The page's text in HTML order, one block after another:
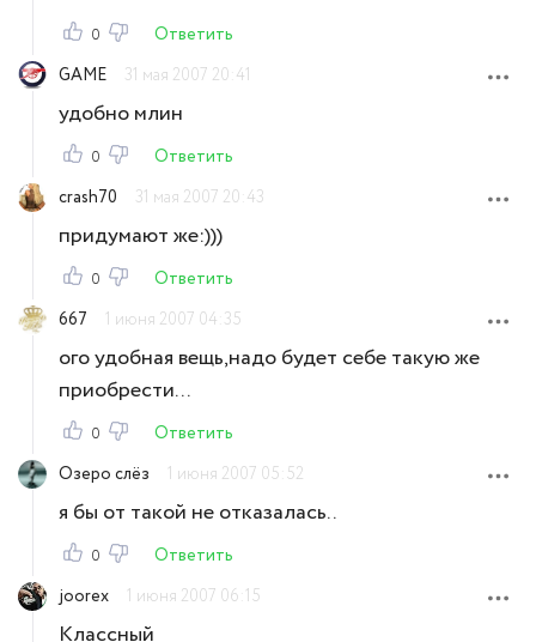
0
Ответить
GAME
31 мая 2007 20:41
удобно млин
0
Ответить
crash70
31 мая 2007 20:43
придумают же:)))
0
Ответить
667
1 июня 2007 04:35
ого удобная вещь,надо будет себе такую же
приобрести...
0
Ответить
Озеро слёз
1 июня 2007 05:52
я бы от такой не отказалась..
0
Ответить
joorex
1 июня 2007 06:15
Классный